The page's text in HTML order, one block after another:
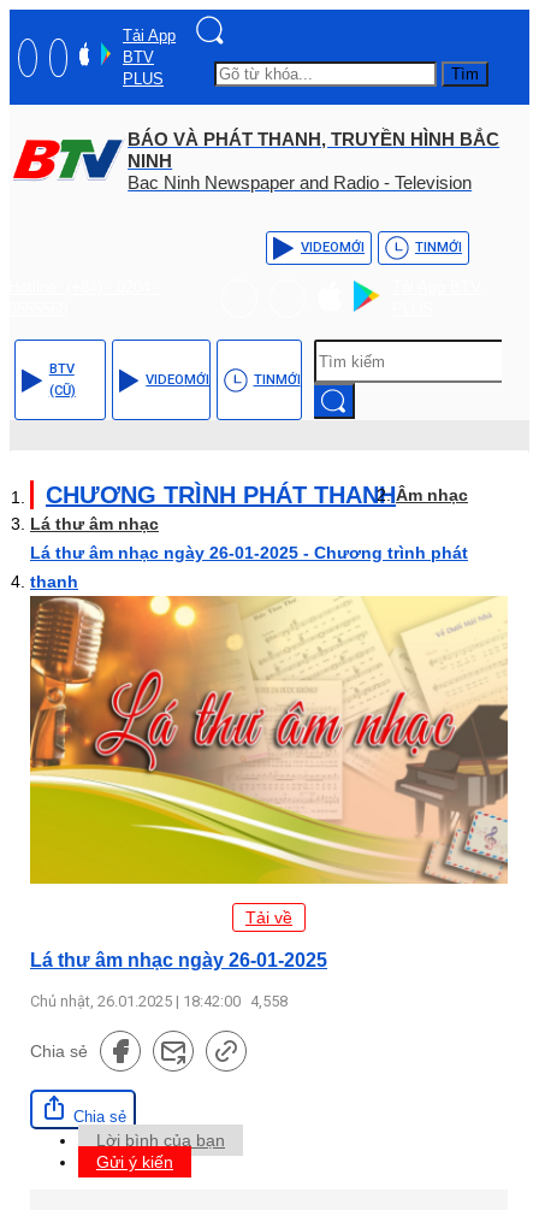
Tải App
BTV
PLUS
Tìm
BÁO VÀ PHÁT THANH, TRUYỀN HÌNH BẮC
NINH
Bac Ninh Newspaper and Radio - Television
VIDEOMỚI TINMỚI
BTV
(CŨ)
VIDEOMỚI TINMỚI
CHƯƠNG TRÌNH PHÁT THANHÂm nhạc
Lá thư âm nhạc
Lá thư âm nhạc ngày 26-01-2025 - Chương trình phát
thanh
Tải về
Lá thư âm nhạc ngày 26-01-2025
Chủ nhật, 26.01.2025 | 18:42:00 4,558
Chia sẻ
Chia sẻ
Lời bình của bạn
Gửi ý kiến